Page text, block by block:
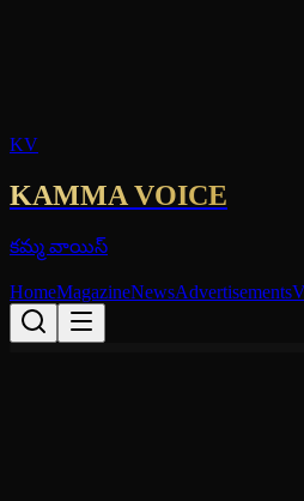
KV
KAMMA VOICE
కమ్మ వాయిస్
HomeMagazineNewsAdvertisements